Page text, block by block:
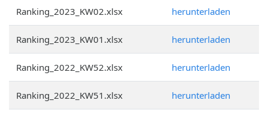
Ranking_2023_KW02.xlsx herunterladen
Ranking_2023_KW01.xlsx herunterladen
Ranking_2022_KW52.xlsx herunterladen
Ranking_2022_KW51.xlsx herunterladen